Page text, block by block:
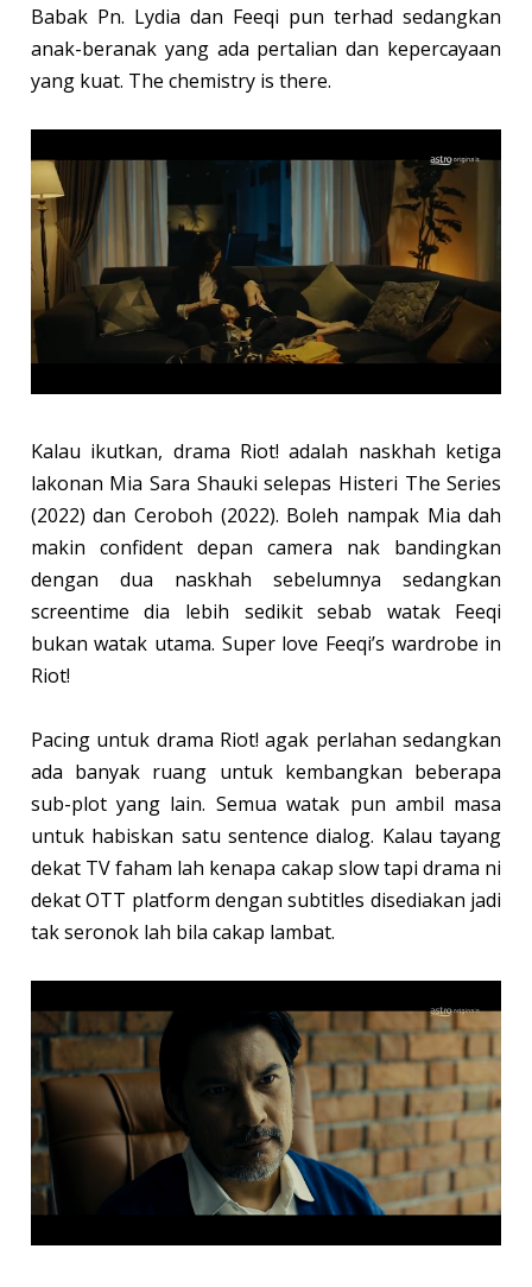
Babak Pn. Lydia dan Feeqi pun terhad sedangkan
anak-beranak yang ada pertalian dan kepercayaan
yang kuat. The chemistry is there.
Kalau ikutkan, drama Riot! adalah naskhah ketiga
lakonan Mia Sara Shauki selepas Histeri The Series
(2022) dan Ceroboh (2022). Boleh nampak Mia dah
makin confident depan camera nak bandingkan
dengan dua naskhah sebelumnya sedangkan
screentime dia lebih sedikit sebab watak Feeqi
bukan watak utama. Super love Feeqi’s wardrobe in
Riot!
Pacing untuk drama Riot! agak perlahan sedangkan
ada banyak ruang untuk kembangkan beberapa
sub-plot yang lain. Semua watak pun ambil masa
untuk habiskan satu sentence dialog. Kalau tayang
dekat TV faham lah kenapa cakap slow tapi drama ni
dekat OTT platform dengan subtitles disediakan jadi
tak seronok lah bila cakap lambat.